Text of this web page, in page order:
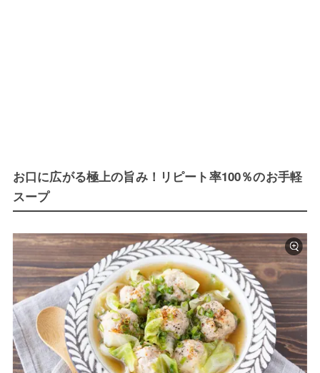
お口に広がる極上の旨み！リピート率100％のお手軽
スープ